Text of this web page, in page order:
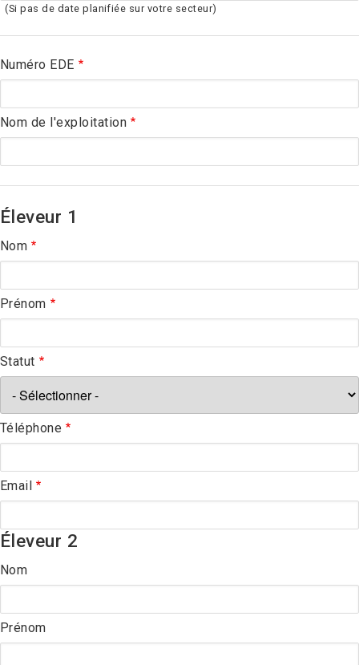
(Si pas de date planifiée sur votre secteur)
Numéro EDE
Nom de l'exploitation
Éleveur 1
Nom
Prénom
Statut
Téléphone
Email
Éleveur 2
Nom
Prénom